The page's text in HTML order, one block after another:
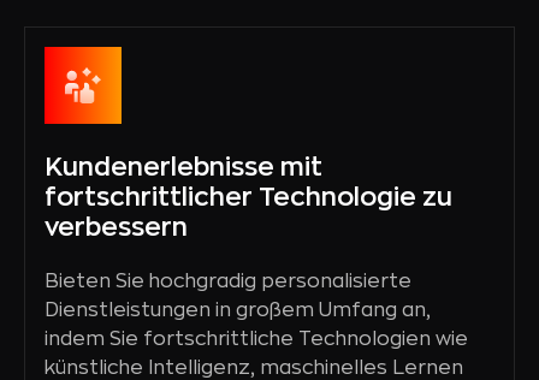
Kundenerlebnisse mit
fortschrittlicher Technologie zu
verbessern
Bieten Sie hochgradig personalisierte
Dienstleistungen in großem Umfang an,
indem Sie fortschrittliche Technologien wie
künstliche Intelligenz, maschinelles Lernen